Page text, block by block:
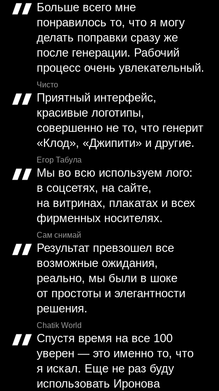
Больше всего мне
понравилось то, что я могу
делать поправки сразу же
после генерации. Рабочий
процесс очень увлекательный.
Чисто
Приятный интерфейс,
красивые логотипы,
совершенно не то, что генерит
«Клод», «Джипити» и другие.
Егор Табула
Мы во всю используем лого:
в соцсетях, на сайте,
на витринах, плакатах и всех
фирменных носителях.
Сам снимай
Результат превзошел все
возможные ожидания,
реально, мы были в шоке
от простоты и элегантности
решения.
Chatik World
Спустя время на все 100
уверен — это именно то, что
я искал. Еще не раз буду
использовать Иронова